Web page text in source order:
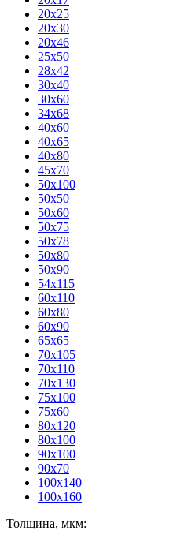
20x25
20x30
20x46
25x50
28x42
30x40
30x60
34x68
40x60
40x65
40x80
45x70
50x100
50x50
50x60
50x75
50x78
50x80
50x90
54x115
60x110
60x80
60x90
65x65
70x105
70x110
70x130
75x100
75x60
80x120
80х100
90x100
90x70
100x140
100x160
Толщина, мкм: